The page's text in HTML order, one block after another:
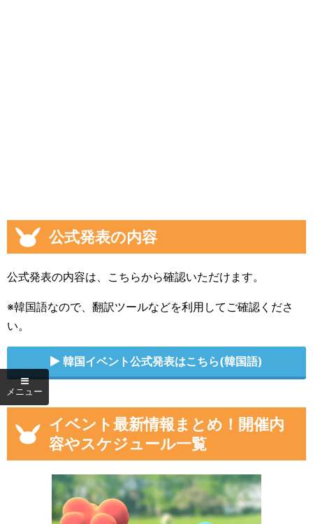
公式発表の内容
公式発表の内容は、こちらから確認いただけます。
※韓国語なので、翻訳ツールなどを利用してご確認くださ
い。
韓国イベント公式発表はこちら(韓国語)
イベント最新情報まとめ！開催内
容やスケジュール一覧